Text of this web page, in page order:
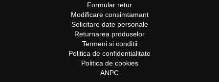
Formular retur
Modificare consimtamant
Solicitare date personale
Returnarea produselor
Termeni si conditii
Politica de confidentialitate
Politica de cookies
ANPC